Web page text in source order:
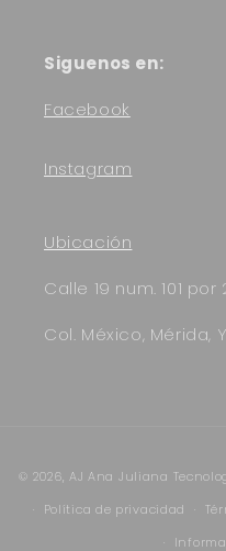
Siguenos en:
Facebook
Instagram
Ubicación
Calle 19 num. 101 por
Col. México, Mérida,
© 2026, AJ Ana Juliana
Política de privacidad